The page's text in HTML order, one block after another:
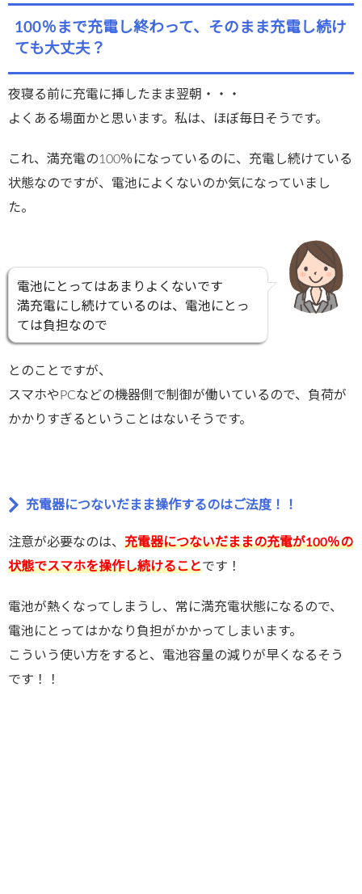
100％まで充電し終わって、そのまま充電し続け
ても大丈夫？
夜寝る前に充電に挿したまま翌朝・・・
よくある場面かと思います。私は、ほぼ毎日そうです。
これ、満充電の100％になっているのに、充電し続けている
状態なのですが、電池によくないのか気になっていまし
た。
電池にとってはあまりよくないです
満充電にし続けているのは、電池にとっ
ては負担なので
とのことですが、
スマホやPCなどの機器側で制御が働いているので、負荷が
かかりすぎるということはないそうです。
充電器につないだまま操作するのはご法度！！
注意が必要なのは、 充電器につないだままの充電が100％の
状態でスマホを操作し続けることです！
電池が熱くなってしまうし、常に満充電状態になるので、
電池にとってはかなり負担がかかってしまいます。
こういう使い方をすると、電池容量の減りが早くなるそう
です！！